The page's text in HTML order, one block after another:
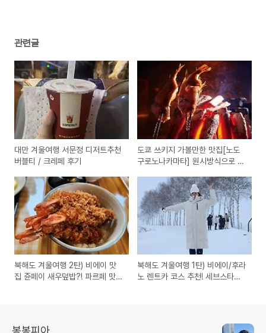
관련글
대만 겨울여행 서문정 디저트추천
버블티 / 크레페 후기
도쿄 쓰키지 가볼만한 맛집[노도
구로노나카마타] 원시방식으로 구
북해도 겨울여행 2탄) 비에이 맛
집 쥰페이 새우덮밥?! 파르페 맛집
북해도 겨울여행 1탄) 비에이/후라
노 렌트카 코스 추천! 세브스타나